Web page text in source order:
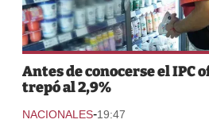
Antes de conocerse el IPC
trepó al 2,9%
NACIONALES-19:47